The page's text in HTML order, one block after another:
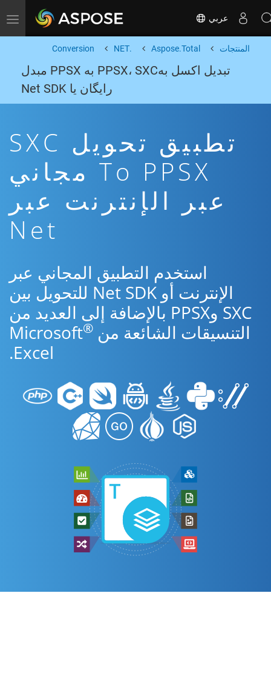
Toggle navigation عربي
المنتجات Aspose.Total
.NET
Conversion
تبدیل اکسل بهPPSX، SXC به PPSX مبدل
رایگان یا Net SDK
تطبيق تحويل SXC
To PPSX مجاني
عبر الإنترنت عبر
Net
استخدم التطبيق المجاني عبر
الإنترنت أو Net SDK للتحويل بين
SXC وPPSX بالإضافة إلى العديد من
التنسيقات الشائعة من Microsoft ®
Excel.